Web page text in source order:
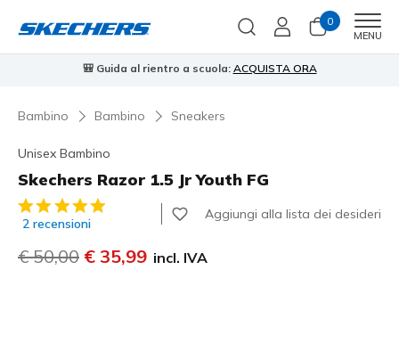
0
MENU
🎒 Guida al rientro a scuola: ACQUISTA ORA
Bambino Bambino Sneakers
Unisex Bambino
Skechers Razor 1.5 Jr Youth FG
Valutazione cliente 5 su 5
2 recensioni
Aggiungi alla lista dei desideri
Prezzo ridotto da
€ 50,00 per
€ 35,99 incl. IVA